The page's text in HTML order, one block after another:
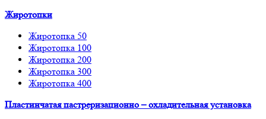
Жиротопки
Жиротопка 50
Жиротопка 100
Жиротопка 200
Жиротопка 300
Жиротопка 400
Пластинчатая пастреризационно – охладительная установка